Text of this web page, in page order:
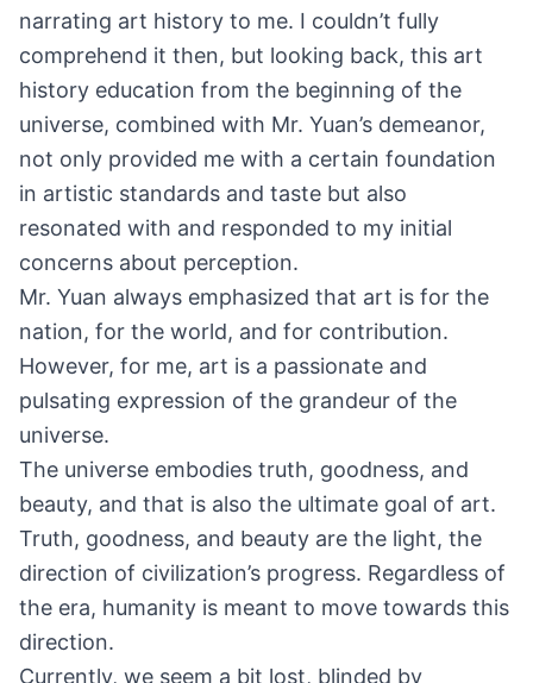
narrating art history to me. I couldn’t fully
comprehend it then, but looking back, this art
history education from the beginning of the
universe, combined with Mr. Yuan’s demeanor,
not only provided me with a certain foundation
in artistic standards and taste but also
resonated with and responded to my initial
concerns about perception.
Mr. Yuan always emphasized that art is for the
nation, for the world, and for contribution.
However, for me, art is a passionate and
pulsating expression of the grandeur of the
universe.
The universe embodies truth, goodness, and
beauty, and that is also the ultimate goal of art.
Truth, goodness, and beauty are the light, the
direction of civilization’s progress. Regardless of
the era, humanity is meant to move towards this
direction.
Currently, we seem a bit lost, blinded by